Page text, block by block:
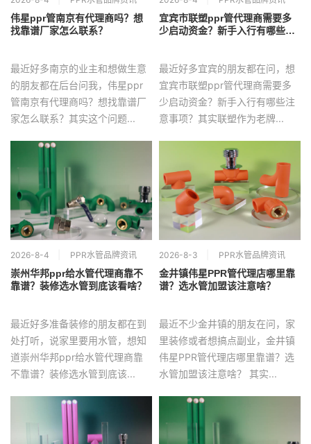
伟星ppr管南京有代理商吗？想
找靠谱厂家怎么联系？
最近好多南京的业主和想做生意
的朋友都在后台问我，伟星ppr
管南京有代理商吗？想找靠谱厂
家怎么联系？其实这个问题...
宜宾市联塑ppr管代理商需要多
少启动资金？新手入行有哪些注
最近好多宜宾的朋友都在问，想
宜宾市联塑ppr管代理商需要多
少启动资金？新手入行有哪些注
意事项？其实联塑作为老牌...
2026-8-4 PPR水管品牌资讯
崇州华邦ppr给水管代理商靠不
靠谱？装修选水管到底该看啥？
最近好多准备装修的朋友都在到
处打听，说家里要用水管，想知
道崇州华邦ppr给水管代理商靠
不靠谱？装修选水管到底该...
2026-8-3 PPR水管品牌资讯
金井镇伟星PPR管代理店哪里靠
谱？选水管加盟该注意啥？
最近不少金井镇的朋友在问，家
里装修或者想搞点副业，金井镇
伟星PPR管代理店哪里靠谱？选
水管加盟该注意啥？ 其实...